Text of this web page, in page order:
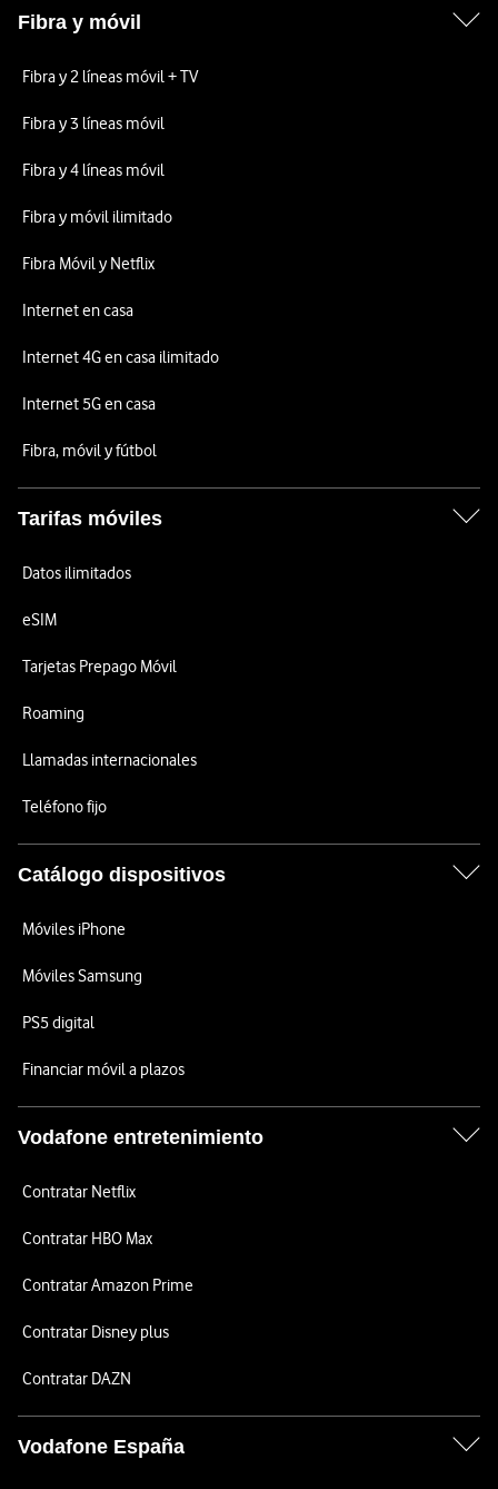
Fibra y móvil
Fibra y 2 líneas móvil + TV
Fibra y 3 líneas móvil
Fibra y 4 líneas móvil
Fibra y móvil ilimitado
Fibra Móvil y Netflix
Internet en casa
Internet 4G en casa ilimitado
Internet 5G en casa
Fibra, móvil y fútbol
Tarifas móviles
Datos ilimitados
eSIM
Tarjetas Prepago Móvil
Roaming
Llamadas internacionales
Teléfono fijo
Catálogo dispositivos
Móviles iPhone
Móviles Samsung
PS5 digital
Financiar móvil a plazos
Vodafone entretenimiento
Contratar Netflix
Contratar HBO Max
Contratar Amazon Prime
Contratar Disney plus
Contratar DAZN
Vodafone España